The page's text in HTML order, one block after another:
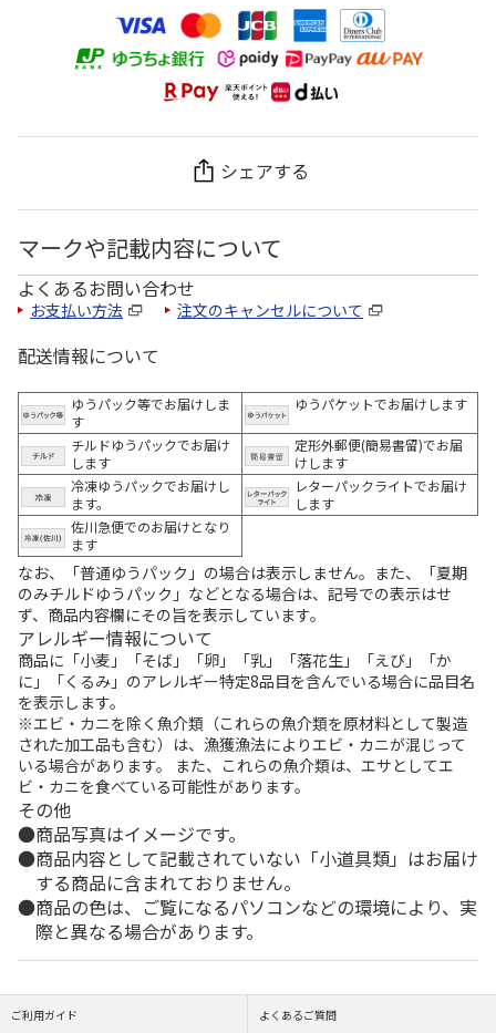
シェアする
マークや記載内容について
よくあるお問い合わせ
お支払い方法 注文のキャンセルについて
配送情報について
ゆうパック等でお届けしま
す
ゆうパケットでお届けします
チルドゆうパックでお届け
します
定形外郵便(簡易書留)でお届
けします
冷凍ゆうパックでお届けし
ます。
レターパックライトでお届け
します
佐川急便でのお届けとなり
ます
なお、「普通ゆうパック」の場合は表示しません。また、「夏期
のみチルドゆうパック」などとなる場合は、記号での表示はせ
ず、商品内容欄にその旨を表示しています。
アレルギー情報について
商品に「小麦」「そば」「卵」「乳」「落花生」「えび」「か
に」「くるみ」のアレルギー特定8品目を含んでいる場合に品目名
を表示します。
※エビ・カニを除く魚介類（これらの魚介類を原材料として製造
された加工品も含む）は、漁獲漁法によりエビ・カニが混じって
いる場合があります。 また、これらの魚介類は、エサとしてエ
ビ・カニを食べている可能性があります。
その他
商品写真はイメージです。
商品内容として記載されていない「小道具類」はお届け
する商品に含まれておりません。
商品の色は、ご覧になるパソコンなどの環境により、実
際と異なる場合があります。
ご利用ガイド よくあるご質問